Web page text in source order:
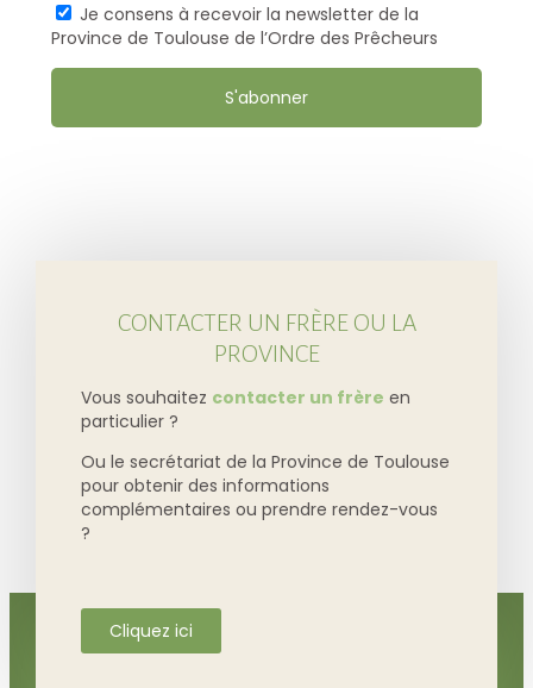
Je consens à recevoir la newsletter de la
Province de Toulouse de l’Ordre des Prêcheurs
S'abonner
CONTACTER UN FRÈRE OU LA
PROVINCE
Vous souhaitez contacter un frère en
particulier ?
Ou le secrétariat de la Province de Toulouse
pour obtenir des informations
complémentaires ou prendre rendez-vous
?
Cliquez ici